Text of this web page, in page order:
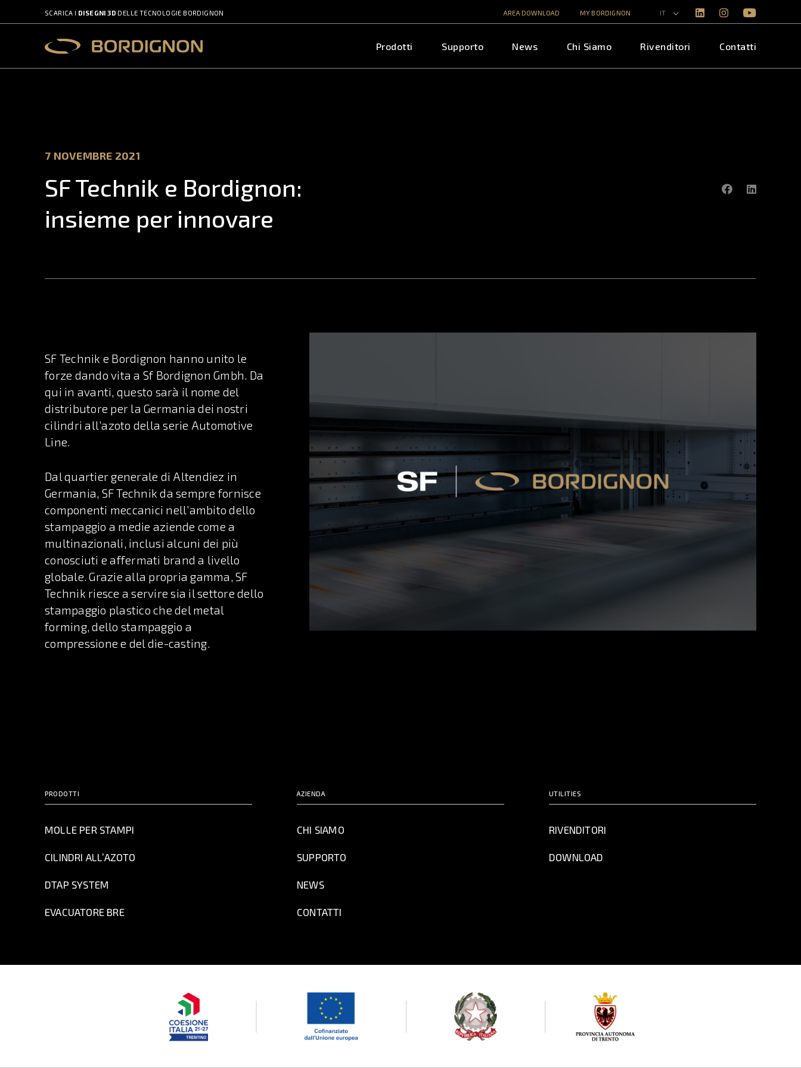
SCARICA I DISEGNI 3D DELLE TECNOLOGIE BORDIGNON AREA DOWNLOAD MY BORDIGNON IT
Prodotti Supporto News Chi Siamo Rivenditori Contatti
7 NOVEMBRE 2021
SF Technik e Bordignon:
insieme per innovare
SF Technik e Bordignon hanno unito le
forze dando vita a Sf Bordignon Gmbh. Da
qui in avanti, questo sarà il nome del
distributore per la Germania dei nostri
cilindri all’azoto della serie Automotive
Line.
Dal quartier generale di Altendiez in
Germania, SF Technik da sempre fornisce
componenti meccanici nell’ambito dello
stampaggio a medie aziende come a
multinazionali, inclusi alcuni dei più
conosciuti e affermati brand a livello
globale. Grazie alla propria gamma, SF
Technik riesce a servire sia il settore dello
stampaggio plastico che del metal
forming, dello stampaggio a
compressione e del die-casting.
PRODOTTI
MOLLE PER STAMPI
CILINDRI ALL’AZOTO
DTAP SYSTEM
EVACUATORE BRE
AZIENDA
CHI SIAMO
SUPPORTO
NEWS
CONTATTI
UTILITIES
RIVENDITORI
DOWNLOAD